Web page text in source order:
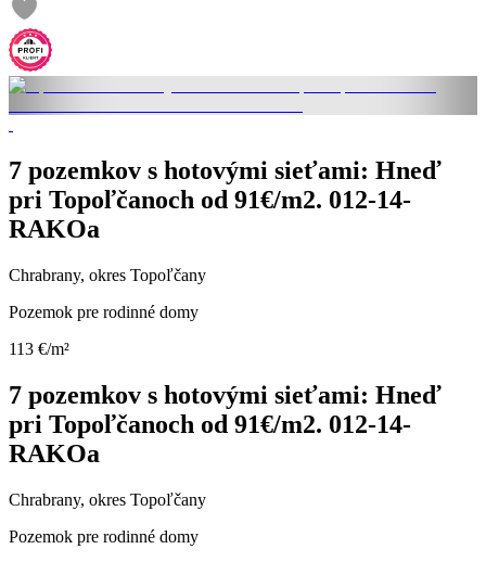
7 pozemkov s hotovými sieťami: Hneď
pri Topoľčanoch od 91€/m2. 012-14-
RAKOa
Chrabrany, okres Topoľčany
Pozemok pre rodinné domy
113 €/m²
7 pozemkov s hotovými sieťami: Hneď
pri Topoľčanoch od 91€/m2. 012-14-
RAKOa
Chrabrany, okres Topoľčany
Pozemok pre rodinné domy